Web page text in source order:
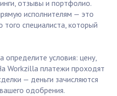
отзывы и портфолио.
исполнителям — это
специалиста, который
определите условия: цену,
Workzilla платежи проходят
— деньги зачисляются
одобрения.